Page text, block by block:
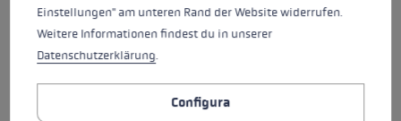
Einstellungen" am unteren Rand der Website widerrufen.
Weitere Informationen findest du in unserer
Datenschutzerklärung.
Configura